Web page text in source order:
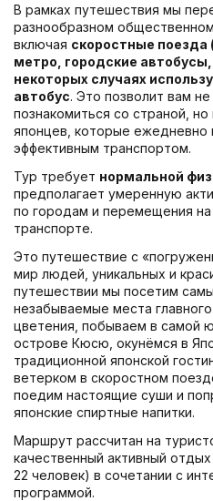
В рамках путешествия мы
разнообразном
включая скоростные поезда
метро, городские
некоторых случаях
автобус. Это позволит вам
познакомиться со страной,
японцев, которые ежедневно
эффективным транспортом.
Тур требует нормальной
предполагает умеренную
по городам и перемещения
транспорте.
Это путешествие с
мир людей, уникальных и
путешествии мы посетим
незабываемые места
цветения, побываем в самой
острове Кюсю, окунёмся в
традиционной японской
ветерком в скоростном
поедим настоящие суши и
японские спиртные напитки.
Маршрут рассчитан на
качественный активный
22 человек) в сочетании с
программой.